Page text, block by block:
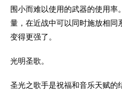
围小而难以使用的武器的使用率
量，在近战中可以同时施放相同
变得更强了。
光明圣歌。
圣光之歌手是祝福和音乐天赋的